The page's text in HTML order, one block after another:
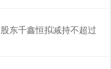
东千鑫恒拟减持不超过